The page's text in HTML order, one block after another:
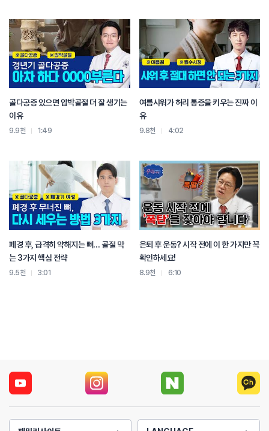
골다공증 있으면 압박골절 더 잘 생기는
이유
9.9천 1:49
여름샤워가 허리 통증을 키우는 진짜 이
유
9.8천 4:02
폐경 후, 급격히 약해지는 뼈… 골절 막
는 3가지 핵심 전략
9.5천 3:01
은퇴 후 운동? 시작 전에 이 한 가지만 꼭
확인하세요!
8.9천 6:10